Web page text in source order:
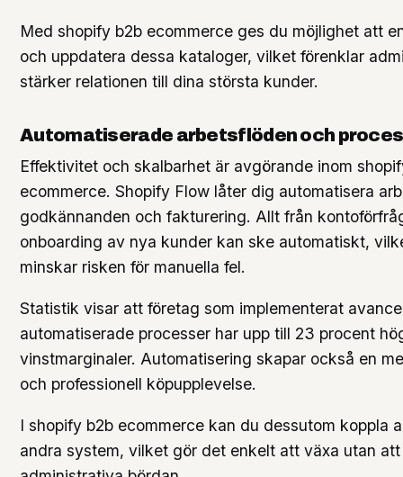
Med shopify b2b ecommerce ges du möjlighet att
och uppdatera dessa kataloger, vilket förenklar
stärker relationen till dina största kunder.
Automatiserade arbetsflöden och
Effektivitet och skalbarhet är avgörande inom
ecommerce. Shopify Flow låter dig automatisera
godkännanden och fakturering. Allt från
onboarding av nya kunder kan ske automatiskt,
minskar risken för manuella fel.
Statistik visar att företag som implementerat
automatiserade processer har upp till 23 procent
vinstmarginaler. Automatisering skapar också en
och professionell köpupplevelse.
I shopify b2b ecommerce kan du dessutom koppla
andra system, vilket gör det enkelt att växa utan